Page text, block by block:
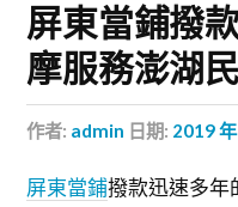
屏東當鋪撥
摩服務澎湖
作者: admin 日期: 2019
屏東當鋪撥款迅速多年